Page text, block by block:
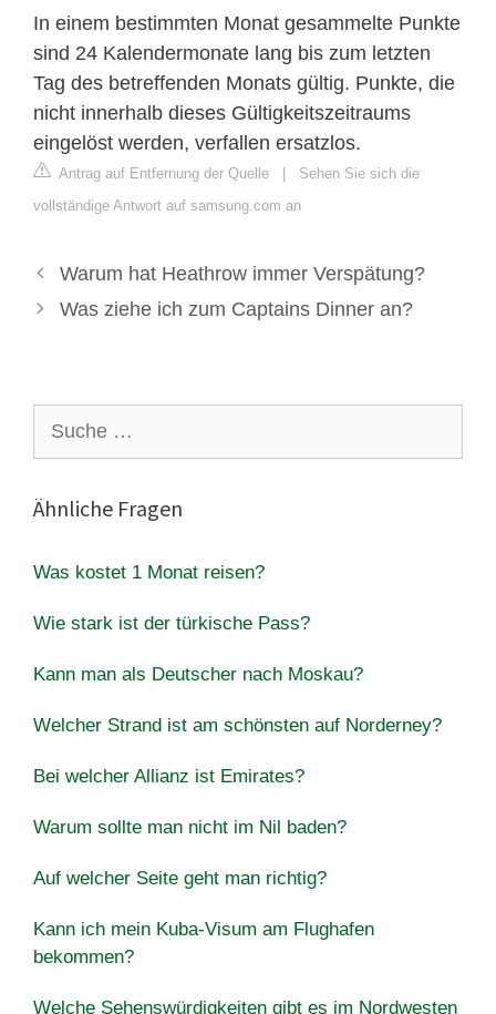
In einem bestimmten Monat gesammelte Punkte
sind 24 Kalendermonate lang bis zum letzten
Tag des betreffenden Monats gültig. Punkte, die
nicht innerhalb dieses Gültigkeitszeitraums
eingelöst werden, verfallen ersatzlos.
Antrag auf Entfernung der Quelle | Sehen Sie sich die
vollständige Antwort auf samsung.com an
Warum hat Heathrow immer Verspätung?
Was ziehe ich zum Captains Dinner an?
nach:
Ähnliche Fragen
Was kostet 1 Monat reisen?
Wie stark ist der türkische Pass?
Kann man als Deutscher nach Moskau?
Welcher Strand ist am schönsten auf Norderney?
Bei welcher Allianz ist Emirates?
Warum sollte man nicht im Nil baden?
Auf welcher Seite geht man richtig?
Kann ich mein Kuba-Visum am Flughafen
bekommen?
Welche Sehenswürdigkeiten gibt es im Nordwesten